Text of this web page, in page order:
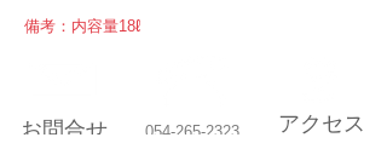
​備考：内容量18ℓ
お問合せ
054-265-2323
アクセス